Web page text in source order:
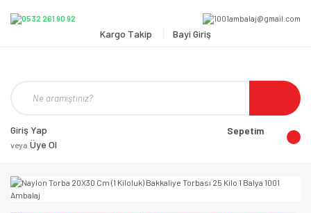
Kargo Takip Bayi Giriş
Giriş Yap
veya Üye Ol
Sepetim